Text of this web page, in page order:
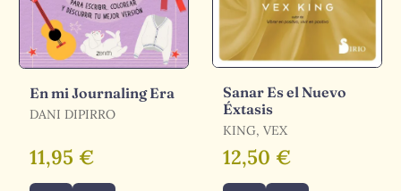
En mi Journaling Era
DANI DIPIRRO
11,95 €
Sanar Es el Nuevo
Éxtasis
KING, VEX
12,50 €